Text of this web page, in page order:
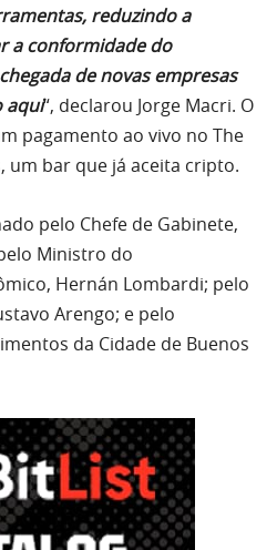
reduzindo a
a conformidade do
de novas empresas
aqui“, declarou Jorge Macri. O
pagamento ao vivo no The
um bar que já aceita cripto.
pelo Chefe de Gabinete,
Ministro do
Hernán Lombardi; pelo
Arengo; e pelo
da Cidade de Buenos